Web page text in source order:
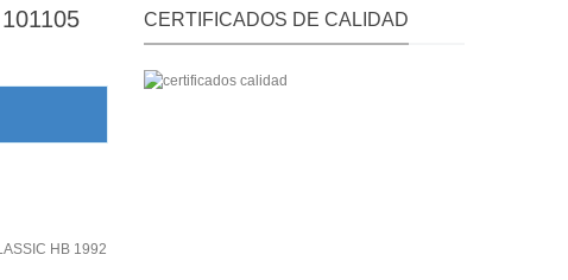
HB 1992
CERTIFICADOS DE CALIDAD